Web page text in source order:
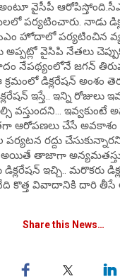
అంటూ వైసీపీ
పర్యటించారు. నాడు
హోదాలో పర్యటించిన
అప్పట్లో వైసిపి నేతలు
నేపథ్యంలోనే జగన్
డిక్లరేషన్ అంశం
ఇస్తే.. ఇన్ని రోజులు
వస్తుందని… ఇవ్వకుంటే
ఆరోపణలు చేసే అవకాశం
రద్దు చేసుకున్నారని
అయితే తాజాగా
డిక్లరేషన్ ఇచ్చి.. మరొకరు
కొత్త వివాదానికి దారి తీసే
Share this News…